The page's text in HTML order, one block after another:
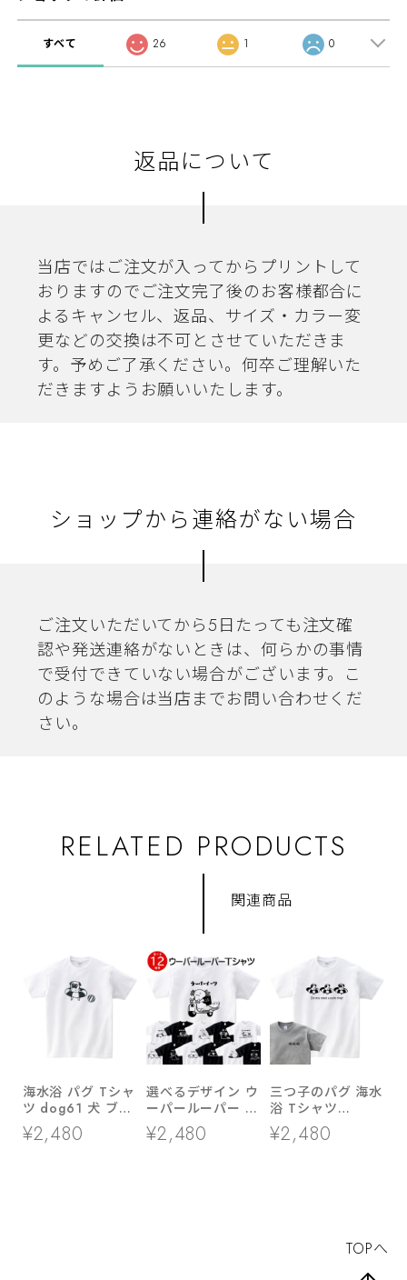
すべて 26 1 0
返品について
当店ではご注文が入ってからプリントして
おりますのでご注文完了後のお客様都合に
よるキャンセル、返品、サイズ・カラー変
更などの交換は不可とさせていただきま
す。予めご了承ください。何卒ご理解いた
だきますようお願いいたします。
ショップから連絡がない場合
ご注文いただいてから5日たっても注文確
認や発送連絡がないときは、何らかの事情
で受付できていない場合がございます。こ
のような場合は当店までお問い合わせくだ
さい。
RELATED PRODUCTS
関連商品
海水浴 パグ Tシャ
ツ dog61 犬 ブヒ
パグ 好き 服 ゆる
い イラスト
¥2,480
選べるデザイン ウ
ーパールーパー T
シャツ am99 両生
類 アニマル
¥2,480
三つ子のパグ 海水
浴 Tシャツ
dog86 海 夏休み
犬 ブヒ ゆるい 手
¥2,480
TOPへ